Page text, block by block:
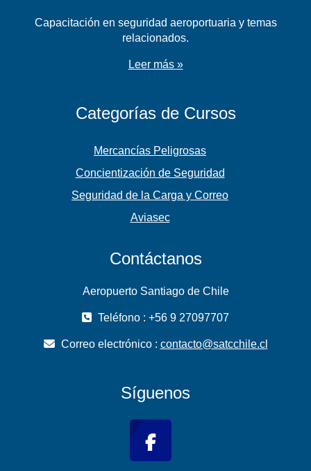
Capacitación en seguridad aeroportuaria y temas
relacionados.
Leer más »
Categorías de Cursos
Mercancías Peligrosas
Concientización de Seguridad
Seguridad de la Carga y Correo
Aviasec
Contáctanos
Aeropuerto Santiago de Chile
Teléfono : +56 9 27097707
Correo electrónico : contacto@satcchile.cl
Síguenos